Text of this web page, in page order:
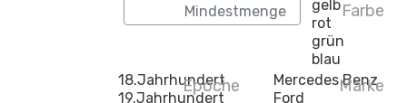
Farbe
Epoche Marke